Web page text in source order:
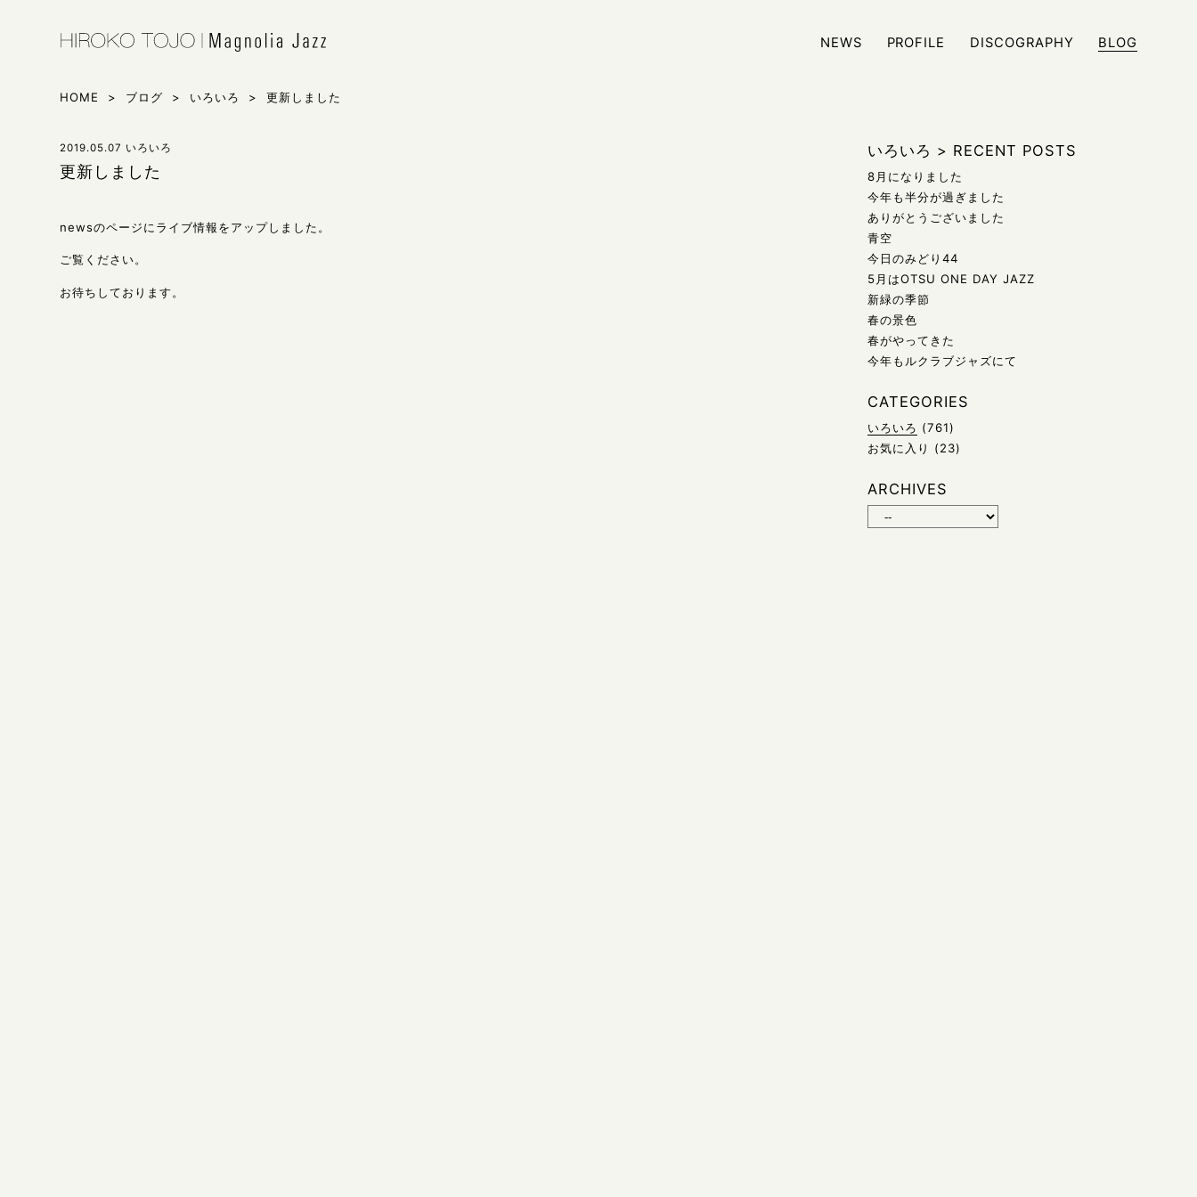
NEWS PROFILE DISCOGRAPHY BLOG
HOME > ブログ > いろいろ > 更新しました
2019.05.07 いろいろ
更新しました
newsのページにライブ情報をアップしました。
ご覧ください。
お待ちしております。
いろいろ > RECENT POSTS
8月になりました
今年も半分が過ぎました
ありがとうございました
青空
今日のみどり44
5月はOTSU ONE DAY JAZZ
新緑の季節
春の景色
春がやってきた
今年もルクラブジャズにて
CATEGORIES
いろいろ (761)
お気に入り
(23)
ARCHIVES